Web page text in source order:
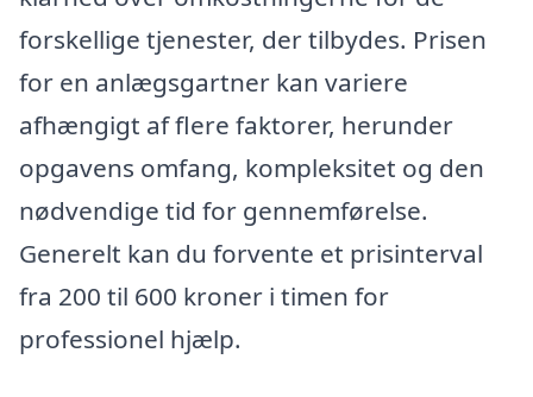
forskellige tjenester, der tilbydes. Prisen
for en anlægsgartner kan variere
afhængigt af flere faktorer, herunder
opgavens omfang, kompleksitet og den
nødvendige tid for gennemførelse.
Generelt kan du forvente et prisinterval
fra 200 til 600 kroner i timen for
professionel hjælp.